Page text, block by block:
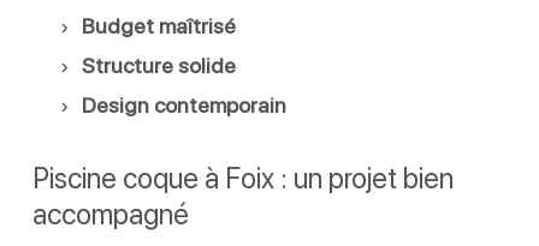
Budget maîtrisé
Structure solide
Design contemporain
Piscine coque à Foix : un projet bien
accompagné